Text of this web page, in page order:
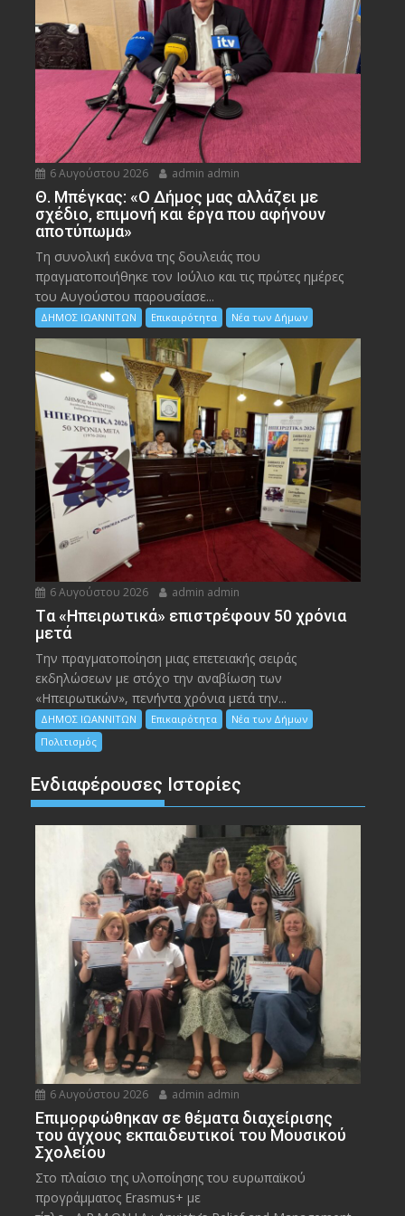
6 Αυγούστου 2026 admin admin
Θ. Μπέγκας: «Ο Δήμος μας αλλάζει με
σχέδιο, επιμονή και έργα που αφήνουν
αποτύπωμα»
Τη συνολική εικόνα της δουλειάς που
πραγματοποιήθηκε τον Ιούλιο και τις πρώτες ημέρες
του Αυγούστου παρουσίασε...
ΔΗΜΟΣ ΙΩΑΝΝΙΤΩΝ Επικαιρότητα Νέα των Δήμων
6 Αυγούστου 2026 admin admin
Tα «Ηπειρωτικά» επιστρέφουν 50 χρόνια
μετά
Την πραγματοποίηση μιας επετειακής σειράς
εκδηλώσεων με στόχο την αναβίωση των
«Ηπειρωτικών», πενήντα χρόνια μετά την...
ΔΗΜΟΣ ΙΩΑΝΝΙΤΩΝ Επικαιρότητα
Νέα των Δήμων
Πολιτισμός
Ενδιαφέρουσες Ιστορίες
6 Αυγούστου 2026 admin admin
Eπιμορφώθηκαν σε θέματα διαχείρισης
του άγχους εκπαιδευτικοί του Μουσικού
Σχολείου
Στο πλαίσιο της υλοποίησης του ευρωπαϊκού
προγράμματος Erasmus+ με